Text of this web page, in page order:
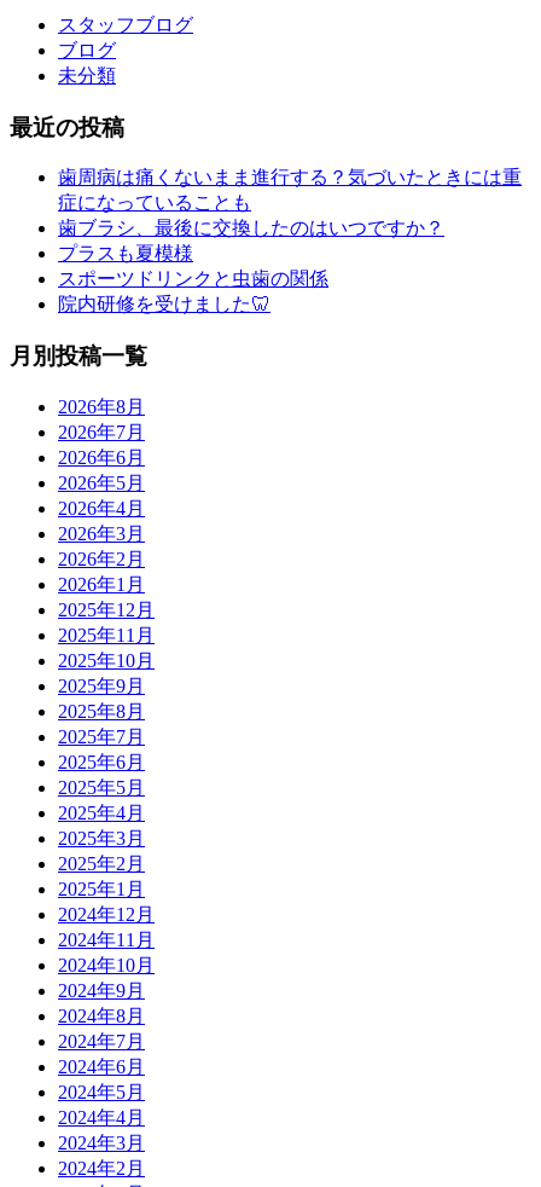
スタッフブログ
ブログ
未分類
最近の投稿
歯周病は痛くないまま進行する？気づいたときには重
症になっていることも
歯ブラシ、最後に交換したのはいつですか？
プラスも夏模様
スポーツドリンクと虫歯の関係
院内研修を受けました🦷
月別投稿一覧
2026年8月
2026年7月
2026年6月
2026年5月
2026年4月
2026年3月
2026年2月
2026年1月
2025年12月
2025年11月
2025年10月
2025年9月
2025年8月
2025年7月
2025年6月
2025年5月
2025年4月
2025年3月
2025年2月
2025年1月
2024年12月
2024年11月
2024年10月
2024年9月
2024年8月
2024年7月
2024年6月
2024年5月
2024年4月
2024年3月
2024年2月